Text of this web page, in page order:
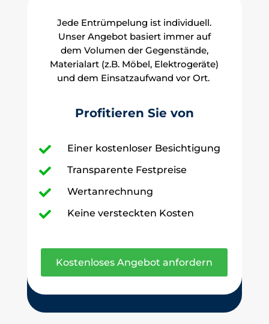
Jede Entrümpelung ist individuell.
Unser Angebot basiert immer auf
dem Volumen der Gegenstände,
Materialart (z.B. Möbel, Elektrogeräte)
und dem Einsatzaufwand vor Ort.
Profitieren Sie von
 Einer kostenloser Besichtigung
 Transparente Festpreise
 Wertanrechnung
 Keine versteckten Kosten
Kostenloses Angebot anfordern